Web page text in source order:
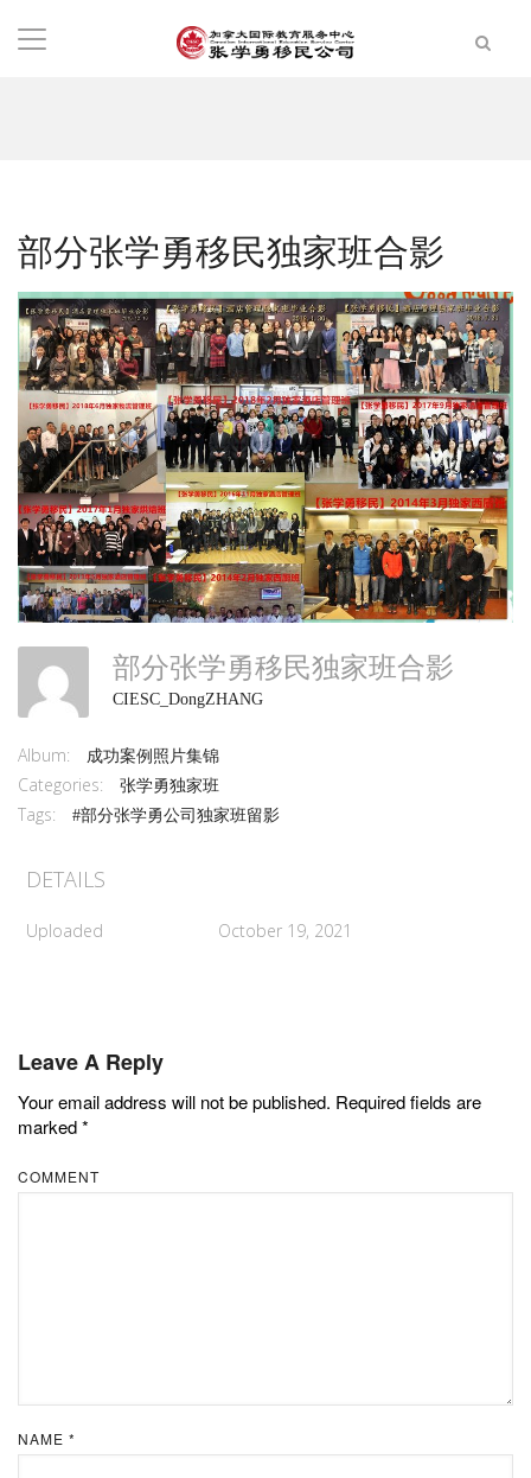
部分张学勇移民独家班合影
部分张学勇移民独家班合影
CIESC_DongZHANG
Album: 成功案例照片集锦
Categories: 张学勇独家班
Tags: #部分张学勇公司独家班留影
DETAILS
Uploaded October 19, 2021
Leave A Reply
Your email address will not be published. Required fields are
marked*
COMMENT
NAME *